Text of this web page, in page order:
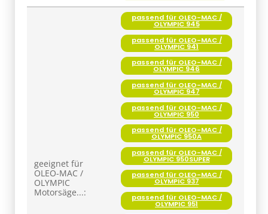
geeignet für
OLEO-MAC /
OLYMPIC
Motorsäge...:
passend für OLEO-MAC /
OLYMPIC 945
passend für OLEO-MAC /
OLYMPIC 941
passend für OLEO-MAC /
OLYMPIC 946
passend für OLEO-MAC /
OLYMPIC 947
passend für OLEO-MAC /
OLYMPIC 950
passend für OLEO-MAC /
OLYMPIC 950A
passend für OLEO-MAC /
OLYMPIC 950SUPER
passend für OLEO-MAC /
OLYMPIC 937
passend für OLEO-MAC /
OLYMPIC 951